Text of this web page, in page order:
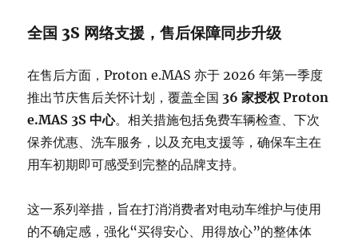
全国 3S 网络支援，售后保障同步升级
在售后方面，Proton e.MAS 亦于 2026 年第一季度
推出节庆售后关怀计划，覆盖全国 36 家授权 Proton
e.MAS 3S 中心。相关措施包括免费车辆检查、下次
保养优惠、洗车服务，以及充电支援等，确保车主在
用车初期即可感受到完整的品牌支持。
这一系列举措，旨在打消消费者对电动车维护与使用
的不确定感，强化“买得安心、用得放心”的整体体